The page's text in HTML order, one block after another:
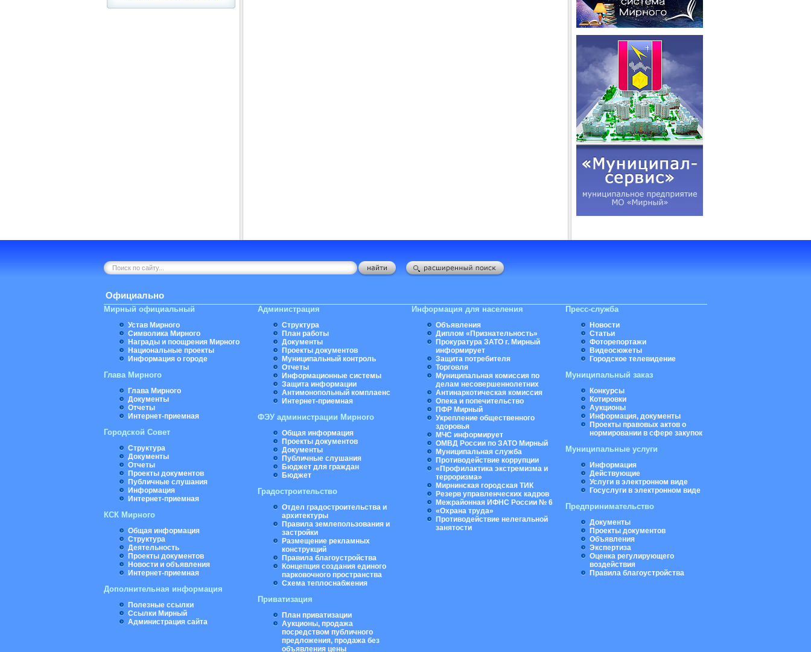
Официально
Мирный официальный
Устав Мирного
Символика Мирного
Награды и поощрения Мирного
Национальные проекты
Информация о городе
Глава Мирного
Глава Мирного
Документы
Отчеты
Интернет-приемная
Городской Совет
Структура
Документы
Отчеты
Проекты документов
Публичные слушания
Информация
Интернет-приемная
КСК Мирного
Общая информация
Структура
Деятельность
Проекты документов
Новости и объявления
Интернет-приемная
Дополнительная информация
Полезные ссылки
Ссылки Мирный
Администрация сайта
Администрация
Структура
План работы
Документы
Проекты документов
Муниципальный контроль
Отчеты
Информационные системы
Защита информации
Антимонопольный комплаенс
Интернет-приемная
ФЭУ администрации Мирного
Общая информация
Проекты документов
Документы
Публичные слушания
Бюджет для граждан
Бюджет
Градостроительство
Отдел градостроительства и
архитектуры
Правила землепользования и
застройки
Размещение рекламных
конструкций
Правила благоустройства
Концепция создания единого
парковочного пространства
Схема теплоснабжения
Приватизация
План приватизации
Аукционы, продажа
посредством публичного
предложения, продажа без
объявления цены
Информация для населения
Объявления
Диплом «Признательность»
Прокуратура ЗАТО г. Мирный
информирует
Защита потребителя
Торговля
Муниципальная комиссия по
делам несовершеннолетних
Антинаркотическая комиссия
Опека и попечительство
ПФР Мирный
Укрепление общественного
здоровья
МЧС информирует
ОМВД России по ЗАТО Мирный
Муниципальная cлужба
Противодействие коррупции
«Профилактика экстремизма и
терроризма»
Мирнинская городская ТИК
Резерв управленческих кадров
Межрайонная ИФНС России № 6
«Охрана труда»
Противодействие нелегальной
занятости
Пресс-служба
Новости
Статьи
Фоторепортажи
Видеосюжеты
Городское телевидение
Муниципальный заказ
Конкурсы
Котировки
Аукционы
Информация, документы
Проекты правовых актов о
нормировании в сфере закупок
Муниципальные услуги
Информация
Действующие
Услуги в электронном виде
Госуслуги в электронном виде
Предпринимательство
Документы
Проекты документов
Объявления
Экспертиза
Оценка регулирующего
воздействия
Правила благоустройства